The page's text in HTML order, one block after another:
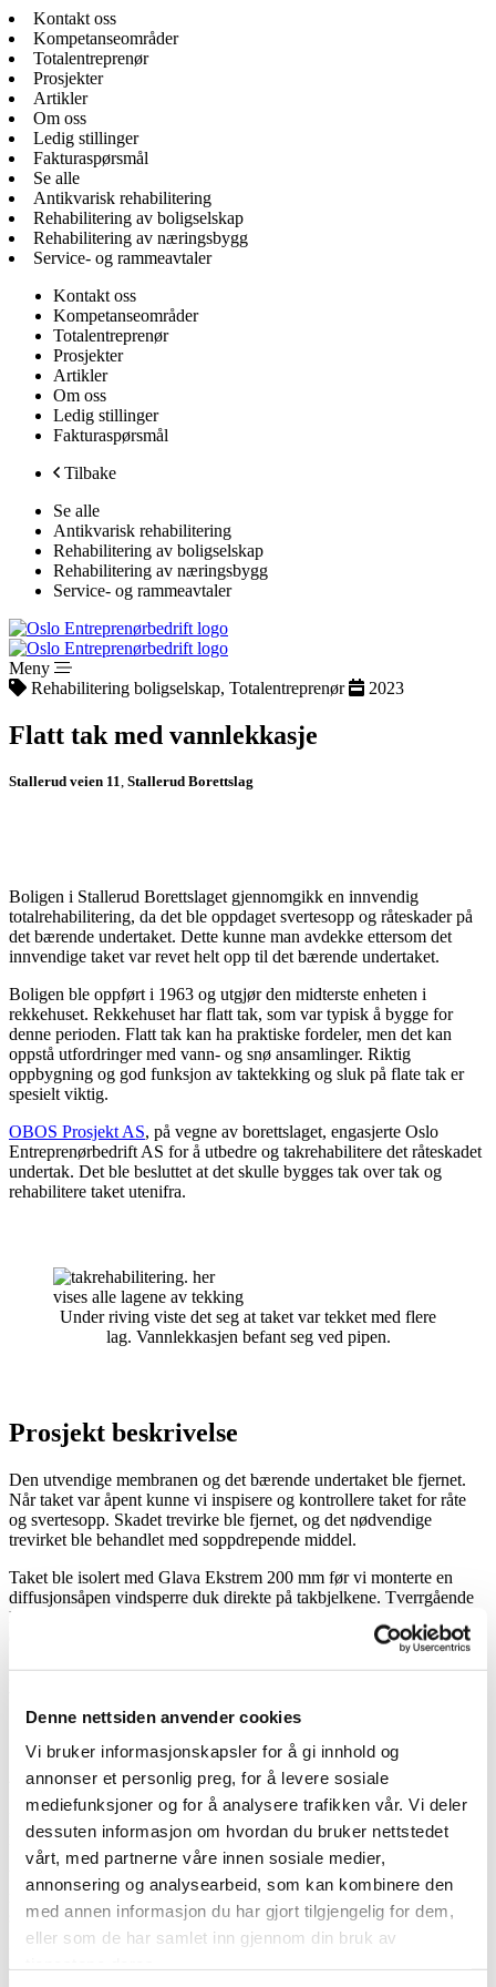
Denne nettsiden anvender cookies
Vi bruker informasjonskapsler for å gi innhold og
annonser et personlig preg, for å levere sosiale
mediefunksjoner og for å analysere trafikken vår. Vi deler
dessuten informasjon om hvordan du bruker nettstedet
vårt, med partnerne våre innen sosiale medier,
annonsering og analysearbeid, som kan kombinere den
med annen informasjon du har gjort tilgjengelig for dem,
eller som de har samlet inn gjennom din bruk av
Kontakt oss
Kompetanseområder
Totalentreprenør
Prosjekter
Artikler
Om oss
Ledig stillinger
Fakturaspørsmål
Se alle
Antikvarisk rehabilitering
Rehabilitering av boligselskap
Rehabilitering av næringsbygg
Service- og rammeavtaler
Kontakt oss
Kompetanseområder
Totalentreprenør
Prosjekter
Artikler
Om oss
Ledig stillinger
Fakturaspørsmål
Tilbake
Se alle
Antikvarisk rehabilitering
Rehabilitering av boligselskap
Rehabilitering av næringsbygg
Service- og rammeavtaler
Meny
Rehabilitering boligselskap, Totalentreprenør
2023
Flatt tak med vannlekkasje
Stallerud veien 11 Stallerud Borettslag
Boligen i Stallerud Borettslaget gjennomgikk en innvendig
totalrehabilitering, da det ble oppdaget svertesopp og råteskader på
det bærende undertaket. Dette kunne man avdekke ettersom det
innvendige taket var revet helt opp til det bærende undertaket.
Boligen ble oppført i 1963 og utgjør den midterste enheten i
rekkehuset. Rekkehuset har flatt tak, som var typisk å bygge for
denne perioden. Flatt tak kan ha praktiske fordeler, men det kan
oppstå utfordringer med vann- og snø ansamlinger. Riktig
oppbygning og god funksjon av taktekking og sluk på flate tak er
spesielt viktig.
OBOS Prosjekt AS, på vegne av borettslaget, engasjerte Oslo
Entreprenørbedrift AS for å utbedre og takrehabilitere det råteskadet
undertak. Det ble besluttet at det skulle bygges tak over tak og
rehabilitere taket utenifra.
Under riving viste det seg at taket var tekket med flere
lag. Vannlekkasjen befant seg ved pipen.
Prosjekt beskrivelse
Den utvendige membranen og det bærende undertaket ble fjernet.
Når taket var åpent kunne vi inspisere og kontrollere taket for råte
og svertesopp. Skadet trevirke ble fjernet, og det nødvendige
trevirket ble behandlet med soppdrepende middel.
Taket ble isolert med Glava Ekstrem 200 mm før vi monterte en
diffusjonsåpen vindsperre duk direkte på takbjelkene. Tverrgående
lekter og Osb-plater ble så montert for å etablere et
Prosjektet ble avsluttet med å installere ny toppmembran, utført av
Årsake til vannlekkasje på taket
Etter at taket var åpnet opp, indentifiserte vi flere årsaker til sopp- og
råteskader.
Vi oppdaget hele 6 lag, tilsammen 3 cm, med tekkemateriell og
membraner. Dette overflødige laget kan ha bidratt til fuktighet og
skadeproblemer ved å hindre effektiv fordamping og ventilasjon.
luftsirkulasjon er avgjørende for å forhindre fuktighet og